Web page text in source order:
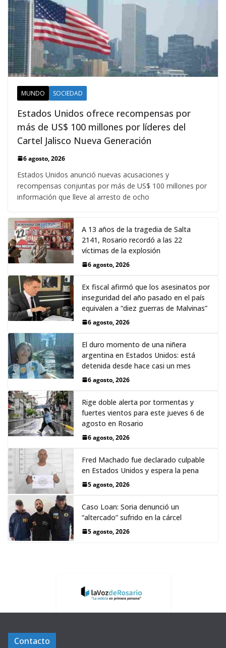
MUNDO SOCIEDAD
Estados Unidos ofrece recompensas por
más de US$ 100 millones por líderes del
Cartel Jalisco Nueva Generación
6 agosto, 2026
Estados Unidos anunció nuevas acusaciones y
recompensas conjuntas por más de US$ 100 millones por
información que lleve al arresto de ocho
A 13 años de la tragedia de Salta
2141, Rosario recordó a las 22
víctimas de la explosión
6 agosto, 2026
Ex fiscal afirmó que los asesinatos por
inseguridad del año pasado en el país
equivalen a “diez guerras de Malvinas”
6 agosto, 2026
El duro momento de una niñera
argentina en Estados Unidos: está
detenida desde hace casi un mes
6 agosto, 2026
Rige doble alerta por tormentas y
fuertes vientos para este jueves 6 de
agosto en Rosario
6 agosto, 2026
Fred Machado fue declarado culpable
en Estados Unidos y espera la pena
5 agosto, 2026
Caso Loan: Soria denunció un
“altercado” sufrido en la cárcel
5 agosto, 2026
Contacto